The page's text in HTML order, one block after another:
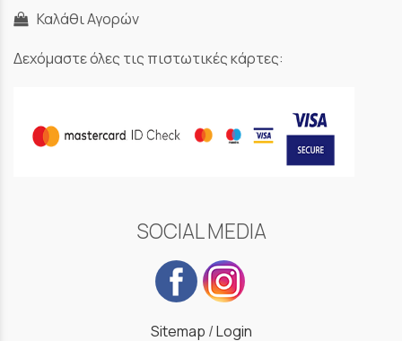
Καλάθι Αγορών
Δεχόμαστε όλες τις πιστωτικές κάρτες:
SOCIAL MEDIA
Sitemap /Login